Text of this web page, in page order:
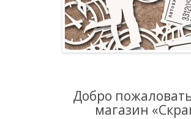
Добро
магазин